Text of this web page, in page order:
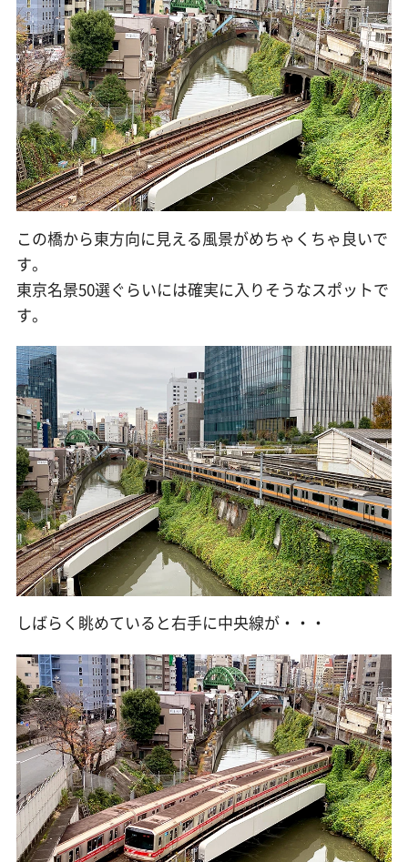
この橋から東方向に見える風景がめちゃくちゃ良いで
す。
東京名景50選ぐらいには確実に入りそうなスポットで
す。
しばらく眺めていると右手に中央線が・・・